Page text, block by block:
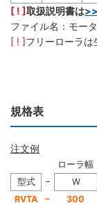
[ ! ]取扱説明書は
ファイル名：モー
[ ! ]フリーローラ
規格表
注文例
ローラ幅
型式
− W
RVTA
− 300